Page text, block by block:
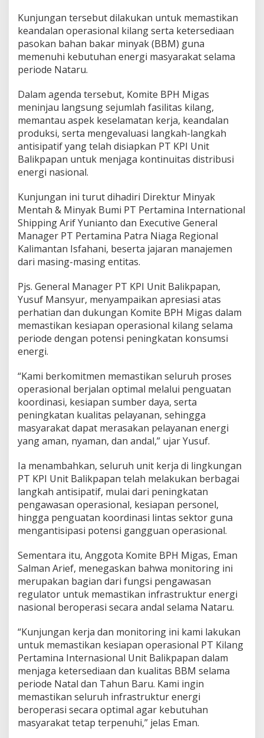
Kunjungan tersebut dilakukan untuk memastikan
keandalan operasional kilang serta ketersediaan
pasokan bahan bakar minyak (BBM) guna
memenuhi kebutuhan energi masyarakat selama
periode Nataru.
Dalam agenda tersebut, Komite BPH Migas
meninjau langsung sejumlah fasilitas kilang,
memantau aspek keselamatan kerja, keandalan
produksi, serta mengevaluasi langkah-langkah
antisipatif yang telah disiapkan PT KPI Unit
Balikpapan untuk menjaga kontinuitas distribusi
energi nasional.
Kunjungan ini turut dihadiri Direktur Minyak
Mentah & Minyak Bumi PT Pertamina International
Shipping Arif Yunianto dan Executive General
Manager PT Pertamina Patra Niaga Regional
Kalimantan Isfahani, beserta jajaran manajemen
dari masing-masing entitas.
Pjs. General Manager PT KPI Unit Balikpapan,
Yusuf Mansyur, menyampaikan apresiasi atas
perhatian dan dukungan Komite BPH Migas dalam
memastikan kesiapan operasional kilang selama
periode dengan potensi peningkatan konsumsi
energi.
“Kami berkomitmen memastikan seluruh proses
operasional berjalan optimal melalui penguatan
koordinasi, kesiapan sumber daya, serta
peningkatan kualitas pelayanan, sehingga
masyarakat dapat merasakan pelayanan energi
yang aman, nyaman, dan andal,” ujar Yusuf.
Ia menambahkan, seluruh unit kerja di lingkungan
PT KPI Unit Balikpapan telah melakukan berbagai
langkah antisipatif, mulai dari peningkatan
pengawasan operasional, kesiapan personel,
hingga penguatan koordinasi lintas sektor guna
mengantisipasi potensi gangguan operasional.
Sementara itu, Anggota Komite BPH Migas, Eman
Salman Arief, menegaskan bahwa monitoring ini
merupakan bagian dari fungsi pengawasan
regulator untuk memastikan infrastruktur energi
nasional beroperasi secara andal selama Nataru.
“Kunjungan kerja dan monitoring ini kami lakukan
untuk memastikan kesiapan operasional PT Kilang
Pertamina Internasional Unit Balikpapan dalam
menjaga ketersediaan dan kualitas BBM selama
periode Natal dan Tahun Baru. Kami ingin
memastikan seluruh infrastruktur energi
beroperasi secara optimal agar kebutuhan
masyarakat tetap terpenuhi,” jelas Eman.